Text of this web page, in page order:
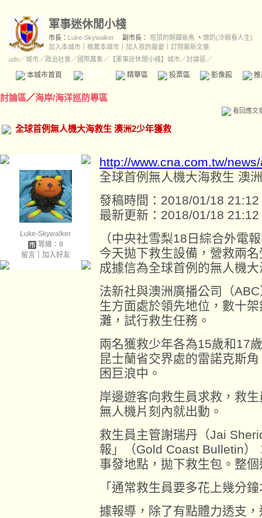
軍事迷休閒小棧
市長： Luke-Skywalker 副市長： 塔頂的鋼鐵鯊魚 、 燉奶(冷眼看人生)
加入本城市
推薦本城市 加入我的最愛
訂閱最新文章
udn／城市／政治社會 ／國際萬象 ／ 【軍事迷休閒小棧】城市／討論區／
本城市首頁 精華區 投票區 影像館
討論區／海岸/海洋巡防專區
看回應文
全球首例無人機大海救生 澳洲2少年獲救
Luke-Skywalker
等級：8
留言｜ 加入好友
http://www.cna.com.tw/
全球首例無人機大海救生 澳
發稿時間：2018/01/18 21:12
最新更新：2018/01/18 21:12
（中央社雪梨18日綜合外電
今天拋下救生設備，營救兩
成據信為全球首例的無人機
法新社與澳洲廣播公司（
生方面處於領先地位，數十
灘，試行救生任務。
兩名獲救少年各為15歲和17
昆士蘭省交界處的雷諾克斯
困巨浪中。
岸邊遊客向救生員求救，救
無人機片刻內就出動。
救生員主管謝瑞丹（Jai
報」（Gold Coast Bulletin）
事發地點，拋下救生包。整
「通常救生員要多花上幾分
據報導，除了有點體力透支